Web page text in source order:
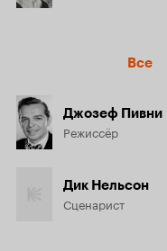
Все
Джозеф Пивни
Режиссёр
Дик Нельсон
Сценарист